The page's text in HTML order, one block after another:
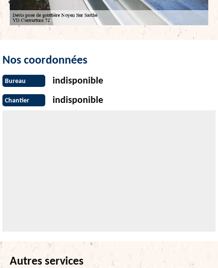
Nos coordonnées
Bureau indisponible
Chantier indisponible
Autres services